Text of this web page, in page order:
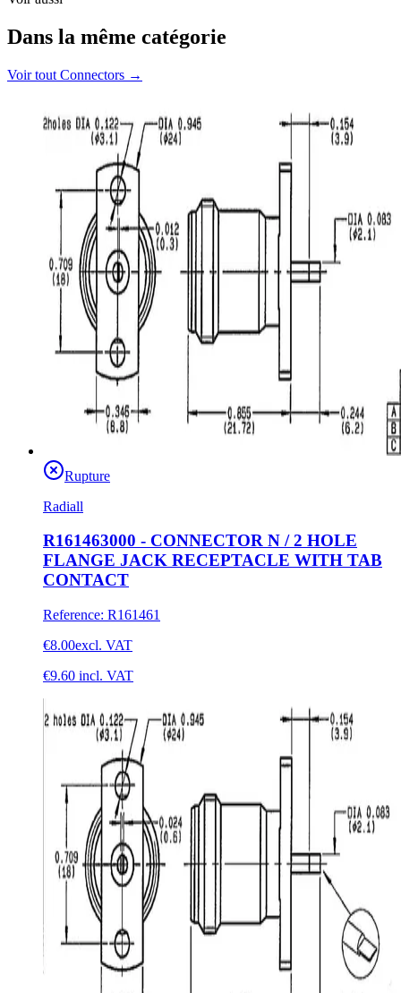
Dans la même catégorie
Voir tout Connectors →
Rupture
Radiall
R161463000 - CONNECTOR N / 2 HOLE
FLANGE JACK RECEPTACLE WITH TAB
CONTACT
Reference: R161461
€8.00excl. VAT
€9.60 incl. VAT